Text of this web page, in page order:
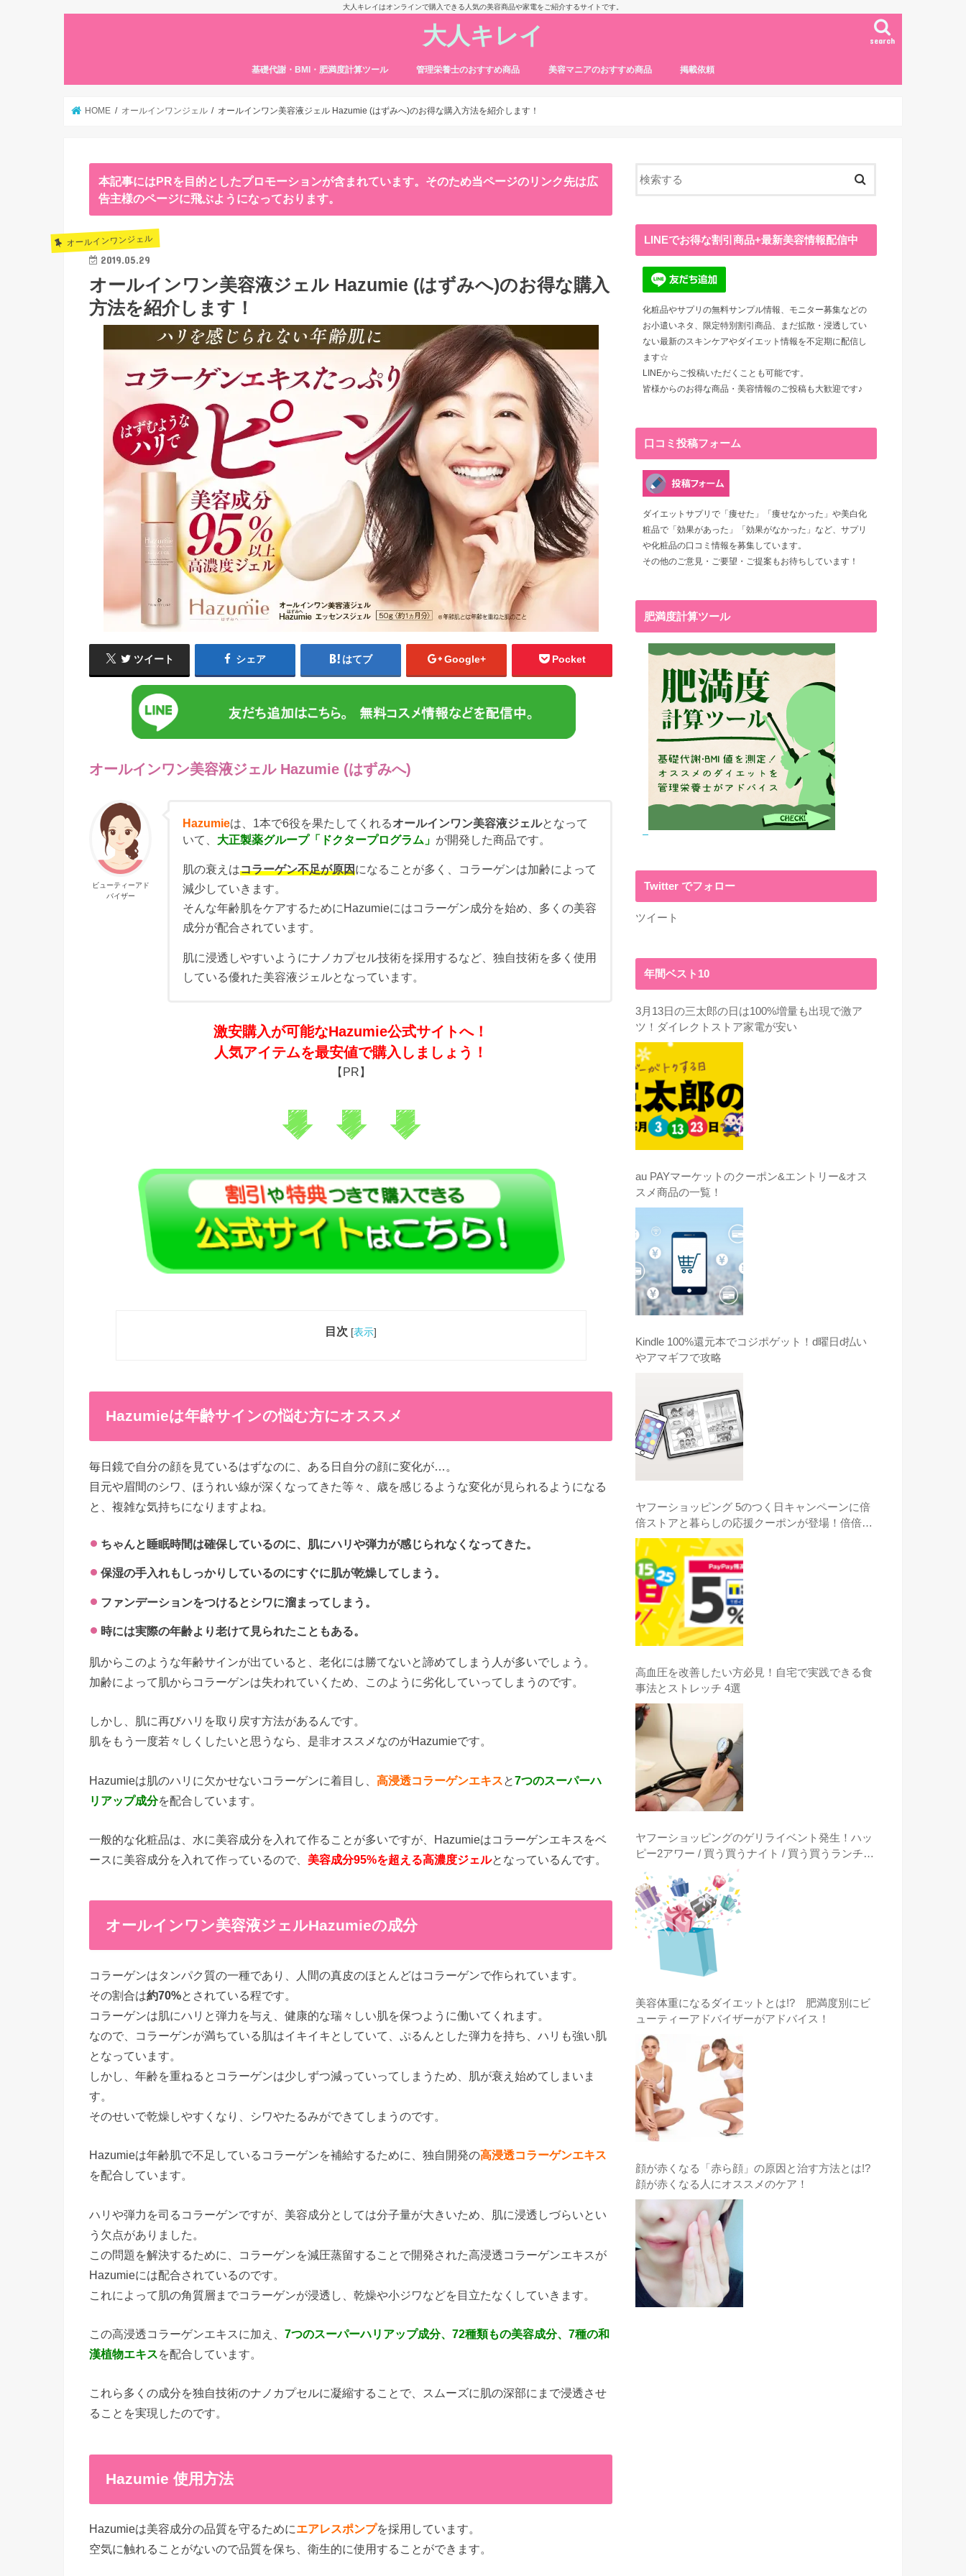
大人キレイはオンラインで購入できる人気の美容商品や家電をご紹介するサイトです。
大人キレイ search
基礎代謝・BMI・肥満度計算ツール 管理栄養士のおすすめ商品 美容マニアのおすすめ商品 掲載依頼
HOME オールインワンジェル オールインワン美容液ジェル Hazumie (はずみへ)のお得な購入方法を紹介します！
本記事にはPRを目的としたプロモーションが含まれています。そのため当ページのリンク先は広
告主様のページに飛ぶようになっております。
オールインワンジェル
2019.05.29
オールインワン美容液ジェル Hazumie (はずみへ)のお得な購入
方法を紹介します！
ツイート シェア はてブ Google+ Pocket
オールインワン美容液ジェル Hazumie (はずみへ)
ビューティーアド
バイザー
Hazumieは、1本で6役を果たしてくれるオールインワン美容液ジェルとなって
いて、 大正製薬グループ「ドクタープログラム」 が開発した商品です。
肌の衰えはコラーゲン不足が原因になることが多く、コラーゲンは加齢によって
減少していきます。
そんな年齢肌をケアするためにHazumieにはコラーゲン成分を始め、多くの美容
成分が配合されています。
肌に浸透しやすいようにナノカプセル技術を採用するなど、独自技術を多く使用
している優れた美容液ジェルとなっています。
激安購入が可能なHazumie公式サイトへ！
人気アイテムを最安値で購入しましょう！
【PR】
目次 [表示]
Hazumieは年齢サインの悩む方にオススメ
毎日鏡で自分の顔を見ているはずなのに、ある日自分の顔に変化が…。
目元や眉間のシワ、ほうれい線が深くなってきた等々、歳を感じるような変化が見られるようになる
と、複雑な気持ちになりますよね。
ちゃんと睡眠時間は確保しているのに、肌にハリや弾力が感じられなくなってきた。
保湿の手入れもしっかりしているのにすぐに肌が乾燥してしまう。
ファンデーションをつけるとシワに溜まってしまう。
時には実際の年齢より老けて見られたこともある。
肌からこのような年齢サインが出ていると、老化には勝てないと諦めてしまう人が多いでしょう。
加齢によって肌からコラーゲンは失われていくため、このように劣化していってしまうのです。
しかし、肌に再びハリを取り戻す方法があるんです。
肌をもう一度若々しくしたいと思うなら、是非オススメなのがHazumieです。
Hazumieは肌のハリに欠かせないコラーゲンに着目し、 高浸透コラーゲンエキス と7つのスーパーハ
リアップ成分を配合しています。
一般的な化粧品は、水に美容成分を入れて作ることが多いですが、Hazumieはコラーゲンエキスをベ
ースに美容成分を入れて作っているので、 美容成分95%を超える高濃度ジェルとなっているんです。
オールインワン美容液ジェルHazumieの成分
コラーゲンはタンパク質の一種であり、人間の真皮のほとんどはコラーゲンで作られています。
その割合は約70%とされている程です。
コラーゲンは肌にハリと弾力を与え、健康的な瑞々しい肌を保つように働いてくれます。
なので、コラーゲンが満ちている肌はイキイキとしていて、ぷるんとした弾力を持ち、ハリも強い肌
となっています。
しかし、年齢を重ねるとコラーゲンは少しずつ減っていってしまうため、肌が衰え始めてしまいま
す。
そのせいで乾燥しやすくなり、シワやたるみができてしまうのです。
Hazumieは年齢肌で不足しているコラーゲンを補給するために、独自開発の高浸透コラーゲンエキス
を配合しています。
ハリや弾力を司るコラーゲンですが、美容成分としては分子量が大きいため、肌に浸透しづらいとい
う欠点がありました。
この問題を解決するために、コラーゲンを減圧蒸留することで開発された高浸透コラーゲンエキスが
Hazumieには配合されているのです。
これによって肌の角質層までコラーゲンが浸透し、乾燥や小ジワなどを目立たなくしていきます。
この高浸透コラーゲンエキスに加え、 7つのスーパーハリアップ成分、72種類もの美容成分、7種の和
漢植物エキスを配合しています。
これら多くの成分を独自技術のナノカプセルに凝縮することで、スムーズに肌の深部にまで浸透させ
ることを実現したのです。
Hazumie 使用方法
Hazumieは美容成分の品質を守るためにエアレスポンプを採用しています。
空気に触れることがないので品質を保ち、衛生的に使用することができます。
LINEでお得な割引商品+最新美容情報配信中
化粧品やサプリの無料サンプル情報、モニター募集などの
お小遣いネタ、限定特別割引商品、まだ拡散・浸透してい
ない最新のスキンケアやダイエット情報を不定期に配信し
ます☆
LINEからご投稿いただくことも可能です。
皆様からのお得な商品・美容情報のご投稿も大歓迎です♪
口コミ投稿フォーム
ダイエットサプリで「痩せた」「痩せなかった」や美白化
粧品で「効果があった」「効果がなかった」など、サプリ
や化粧品の口コミ情報を募集しています。
その他のご意見・ご要望・ご提案もお待ちしています！
肥満度計算ツール
Twitter でフォロー
ツイート
年間ベスト10
3月13日の三太郎の日は100%増量も出現で激ア
ツ！ダイレクトストア家電が安い
au PAYマーケットのクーポン&エントリー&オス
スメ商品の一覧！
Kindle 100%還元本でコジポゲット！d曜日d払い
やアマギフで攻略
ヤフーショッピング 5のつく日キャンペーンに倍
倍ストアと暮らしの応援クーポンが登場！倍倍ス
トアのコジマのGOPRO HERO8がオススメ！
高血圧を改善したい方必見！自宅で実践できる食
事法とストレッチ 4選
ヤフーショッピングのゲリライベント発生！ハッ
ピー2アワー / 買う買うナイト / 買う買うランチタ
イム / クーポンは突然に出現時に激安購入する方
法
美容体重になるダイエットとは!? 肥満度別にビ
ューティーアドバイザーがアドバイス！
顔が赤くなる「赤ら顔」の原因と治す方法とは!?
顔が赤くなる人にオススメのケア！